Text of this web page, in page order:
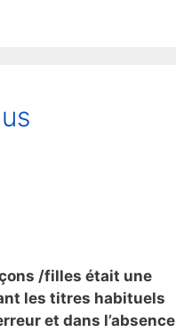
/filles était une
les titres habituels
et dans l’absence